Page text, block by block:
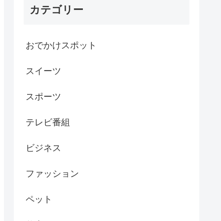
カテゴリー
おでかけスポット
スイーツ
スポーツ
テレビ番組
ビジネス
ファッション
ペット